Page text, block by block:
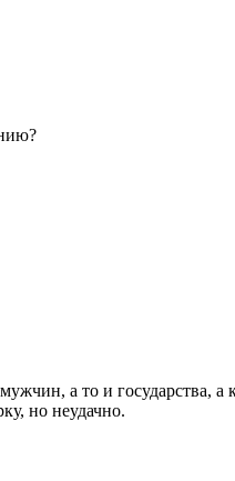
а то и государства, а
но неудачно.